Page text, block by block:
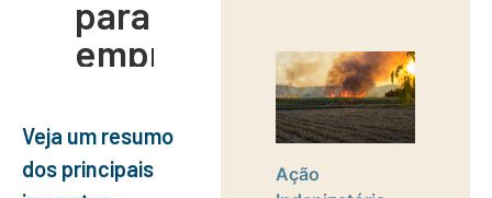
para
empresas de
grande porte.
Detalhes dos
Veja um resumo
dos principais
Ação